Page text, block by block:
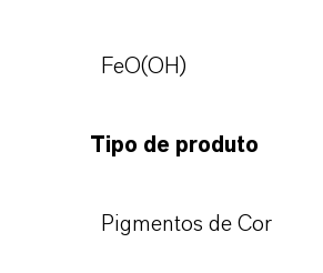
FeO(OH)
Tipo de produto
Pigmentos de Cor